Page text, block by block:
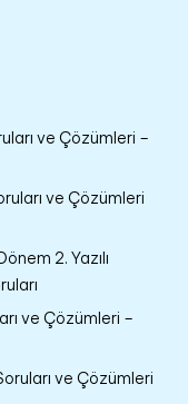
ve Çözümleri –
ve Çözümleri
2. Yazılı
ve Çözümleri –
ve Çözümleri